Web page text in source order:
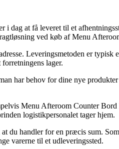
dag at få leveret til et
ved køb af Menu
Leveringsmetoden er
lager.
har behov for dine nye
Menu Afteroom Counter
logistikpersonalet tager hjem.
du handler for en præcis sum.
varerne til et udleveringssted.